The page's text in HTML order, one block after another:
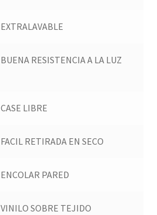
EXTRALAVABLE
BUENA RESISTENCIA A LA LUZ
CASE LIBRE
FACIL RETIRADA EN SECO
ENCOLAR PARED
VINILO SOBRE TEJIDO